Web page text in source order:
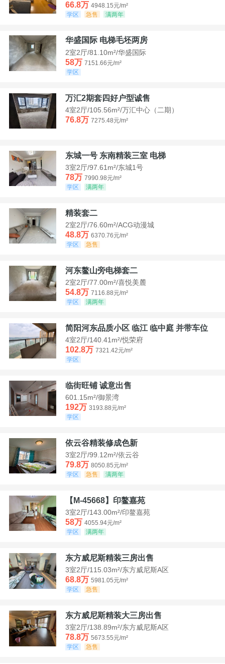
66.8万 4948.15元/m²
学区
急售 满两年
华盛国际 电梯毛坯两房
2室2厅/81.10m²/华盛国际
58万 7151.66元/m²
学区
万汇2期套四好户型诚售
4室2厅/105.56m²/万汇中心（二期）
76.8万 7275.48元/m²
东城一号 东南精装三室 电梯
3室2厅/97.61m²/东城1号
78万 7990.98元/m²
学区
满两年
精装套二
2室2厅/76.60m²/ACG动漫城
48.8万 6370.76元/m²
学区
急售
河东鳌山旁电梯套二
2室2厅/77.00m²/喜悦美麓
54.8万 7116.88元/m²
学区
满两年
简阳河东品质小区 临江 临中庭 并带车位
4室2厅/140.41m²/悦荣府
102.8万 7321.42元/m²
学区
临街旺铺 诚意出售
601.15m²/御景湾
192万 3193.88元/m²
学区
依云谷精装修成色新
3室2厅/99.12m²/依云谷
79.8万 8050.85元/m²
学区
急售 满两年
【M-45668】印鳌嘉苑
3室2厅/143.00m²/印鳌嘉苑
58万 4055.94元/m²
学区
满两年
东方威尼斯精装三房出售
3室2厅/115.03m²/东方威尼斯A区
68.8万 5981.05元/m²
学区
急售
东方威尼斯精装大三房出售
3室2厅/138.89m²/东方威尼斯A区
78.8万 5673.55元/m²
学区
急售